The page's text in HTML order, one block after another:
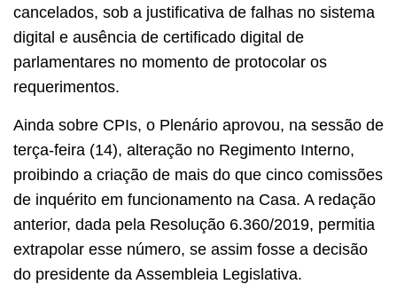
cancelados, sob a justificativa de falhas no sistema
digital e ausência de certificado digital de
parlamentares no momento de protocolar os
requerimentos.
Ainda sobre CPIs, o Plenário aprovou, na sessão de
terça-feira (14), alteração no Regimento Interno,
proibindo a criação de mais do que cinco comissões
de inquérito em funcionamento na Casa. A redação
anterior, dada pela Resolução 6.360/2019, permitia
extrapolar esse número, se assim fosse a decisão
do presidente da Assembleia Legislativa.